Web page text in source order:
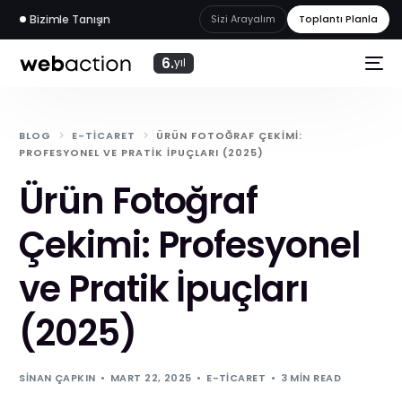
Bizimle Tanışın Sizi Arayalım Toplantı Planla
6.yıl
BLOG E-TICARET
ÜRÜN FOTOĞRAF ÇEKIMI:
PROFESYONEL VE PRATIK İPUÇLARI (2025)
Ürün Fotoğraf
Çekimi: Profesyonel
ve Pratik İpuçları
(2025)
SINAN ÇAPKIN MART 22, 2025 E-TICARET 3 MIN READ
webakademi